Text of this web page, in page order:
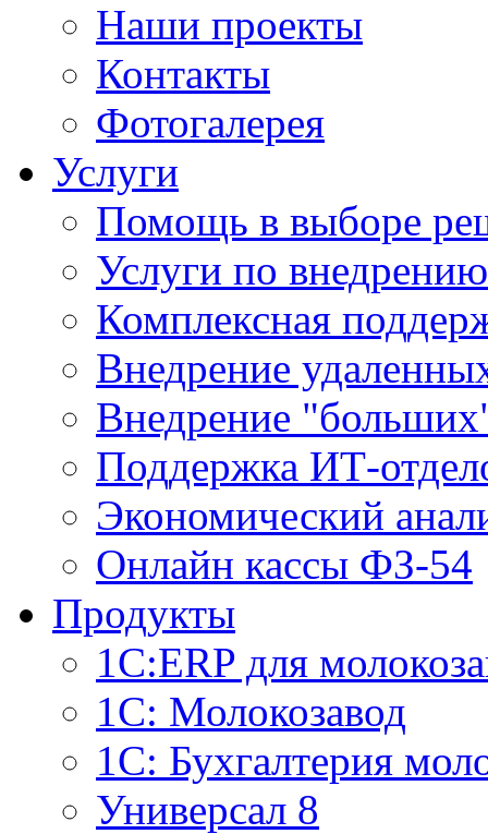
Наши проекты
Контакты
Фотогалерея
Услуги
Помощь в выборе
Услуги по внедрению
Комплексная
Внедрение
Внедрение
Поддержка ИТ-
Экономический
Онлайн кассы ФЗ-54
Продукты
1С:ERP для
1C: Молокозавод
1С: Бухгалтерия
Универсал 8